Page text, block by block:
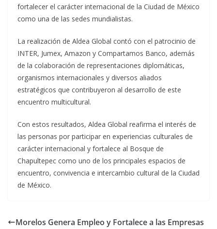
fortalecer el carácter internacional de la Ciudad de México
como una de las sedes mundialistas.
La realización de Aldea Global contó con el patrocinio de
INTER, Jumex, Amazon y Compartamos Banco, además
de la colaboración de representaciones diplomáticas,
organismos internacionales y diversos aliados
estratégicos que contribuyeron al desarrollo de este
encuentro multicultural.
Con estos resultados, Aldea Global reafirma el interés de
las personas por participar en experiencias culturales de
carácter internacional y fortalece al Bosque de
Chapultepec como uno de los principales espacios de
encuentro, convivencia e intercambio cultural de la Ciudad
de México.
Morelos Genera Empleo y Fortalece a las Empresas